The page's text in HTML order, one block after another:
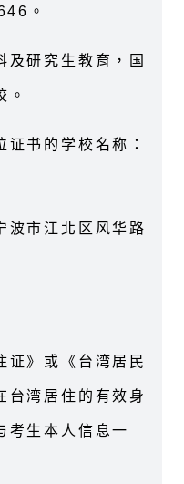
。
及研究生教育，国
。
证书的学校名称：
波市江北区风华路
证》或《台湾居民
台湾居住的有效身
考生本人信息一